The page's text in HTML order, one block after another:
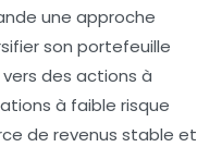
une approche
son portefeuille
des actions à
à faible risque
de revenus stable et